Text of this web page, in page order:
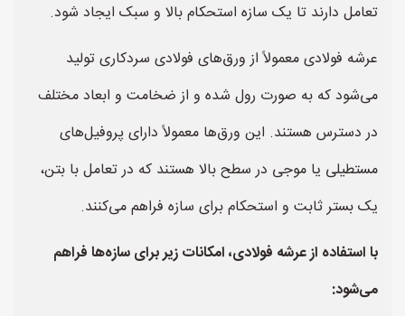
تعامل دارند تا یک سازه استحکام بالا و سبک ایجاد شود.
عرشه فولادی معمولاً از ورق‌های فولادی سردکاری تولید
می‌شود که به صورت رول شده و از ضخامت و ابعاد مختلف
در دسترس هستند. این ورق‌ها معمولاً دارای پروفیل‌های
مستطیلی یا موجی در سطح بالا هستند که در تعامل با بتن،
یک بستر ثابت و استحکام برای سازه فراهم می‌کنند.
با استفاده از عرشه فولادی، امکانات زیر برای سازه‌ها فراهم
می‌شود: